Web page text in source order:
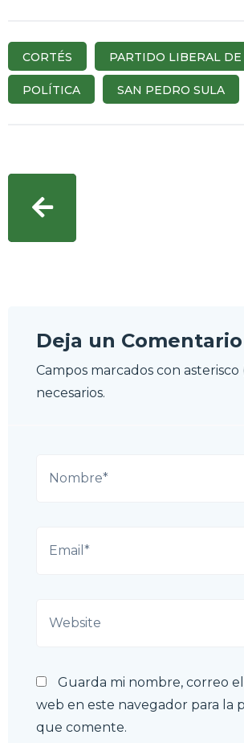
CORTÉS PARTIDO LIBERAL
POLÍTICA SAN PEDRO SULA
Deja un Comentario
Campos marcados con asterisco
necesarios.
Guarda mi nombre, correo
web en este navegador para la
que comente.